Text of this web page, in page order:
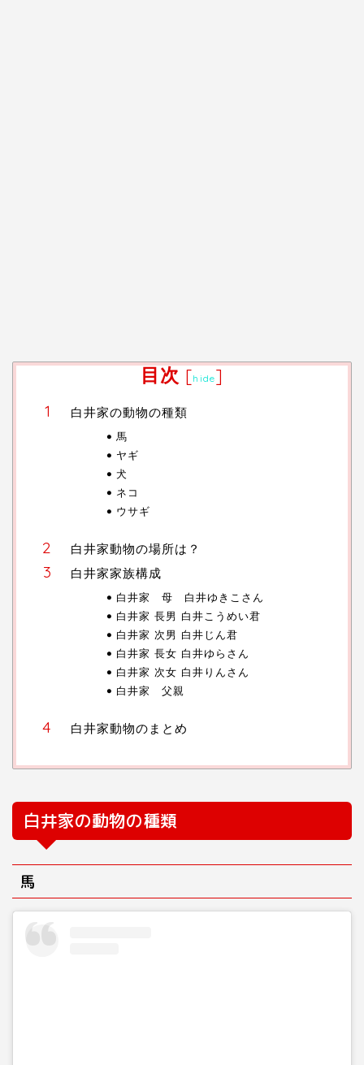
目次 [hide]
白井家の動物の種類
馬
ヤギ
犬
ネコ
ウサギ
白井家動物の場所は？
白井家家族構成
白井家 母 白井ゆきこさん
白井家 長男 白井こうめい君
白井家 次男 白井じん君
白井家 長女 白井ゆらさん
白井家 次女 白井りんさん
白井家 父親
白井家動物のまとめ
白井家の動物の種類
馬